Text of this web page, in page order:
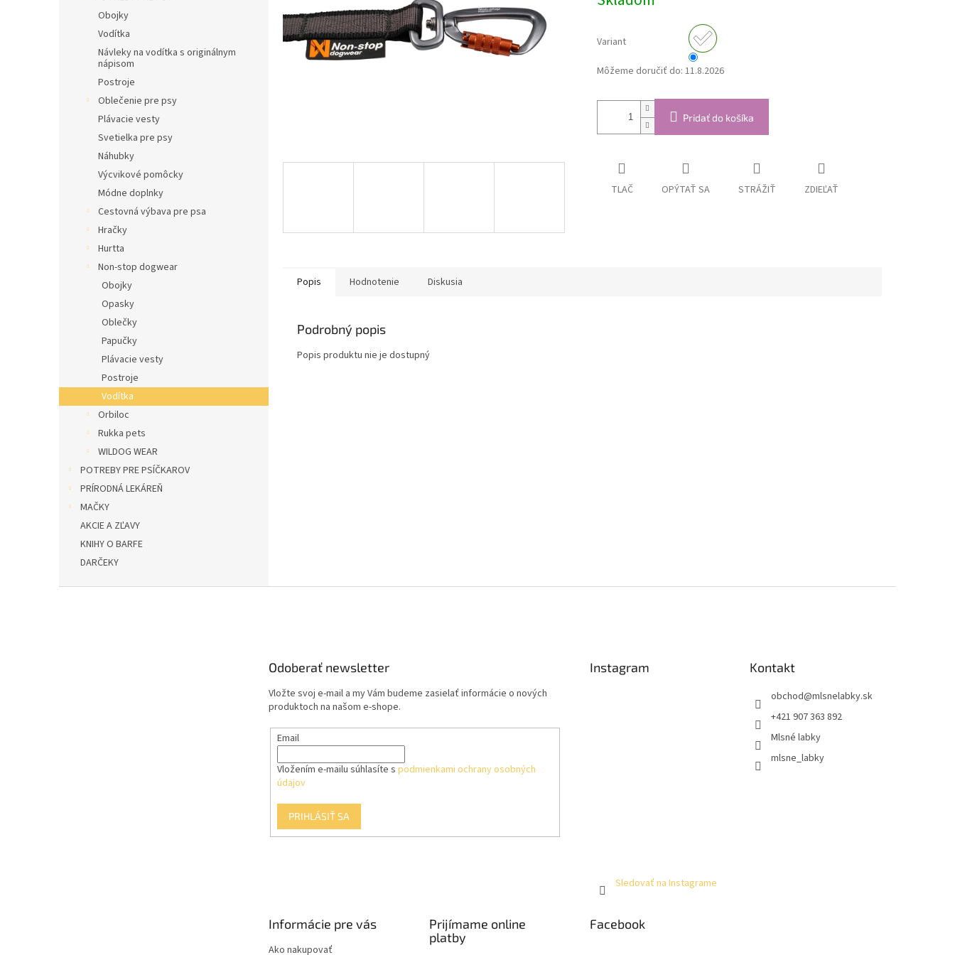
Obojky
Vodítka
Návleky na vodítka s originálnym
nápisom
Postroje
Oblečenie pre psy
Plávacie vesty
Svetielka pre psy
Náhubky
Výcvikové pomôcky
Módne doplnky
Cestovná výbava pre psa
Hračky
Hurtta
Non-stop dogwear
Obojky
Opasky
Oblečky
Papučky
Plávacie vesty
Postroje
Vodítka
Orbiloc
Rukka pets
WILDOG WEAR
POTREBY PRE PSÍČKAROV
PRÍRODNÁ LEKÁREŇ
MAČKY
AKCIE A ZĽAVY
KNIHY O BARFE
DARČEKY
Variant
Môžeme doručiť do: 11.8.2026
Pridať do košíka
TLAČ OPÝTAŤ SA STRÁŽIŤ ZDIEĽAŤ
Popis Hodnotenie Diskusia
Podrobný popis
Popis produktu nie je dostupný
Odoberať newsletter
Vložte svoj e-mail a my Vám budeme zasielať informácie o nových
produktoch na našom e-shope.
Email
Vložením e-mailu súhlasíte s podmienkami ochrany osobných
údajov
PRIHLÁSIŤ SA
Instagram
Sledovať na Instagrame
Kontakt
obchod@mlsnelabky.sk
+421 907 363 892
Mlsné labky
mlsne_labky
Informácie pre vás
Ako nakupovať
Prijímame online
platby
Facebook